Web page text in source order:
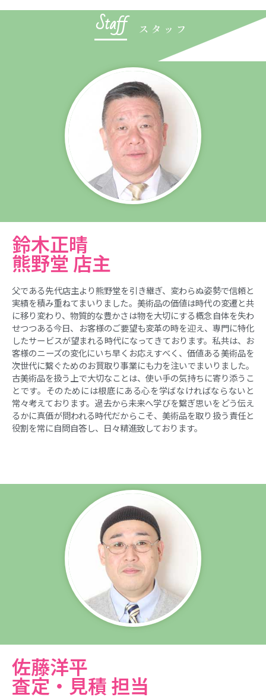
Staff スタッフ
鈴木正晴
熊野堂 店主
父である先代店主より熊野堂を引き継ぎ、変わらぬ姿勢で信頼と
実績を積み重ねてまいりました。美術品の価値は時代の変遷と共
に移り変わり、物質的な豊かさは物を大切にする概念自体を失わ
せつつある今日、お客様のご要望も変革の時を迎え、専門に特化
したサービスが望まれる時代になってきております。私共は、お
客様のニーズの変化にいち早くお応えすべく、価値ある美術品を
次世代に繋ぐためのお買取り事業にも力を注いでまいりました。
古美術品を扱う上で大切なことは、使い手の気持ちに寄り添うこ
とです。そのためには根底にある心を学ばなければならないと
常々考えております。過去から未来へ学びを繋ぎ思いをどう伝え
るかに真価が問われる時代だからこそ、美術品を取り扱う責任と
役割を常に自問自答し、日々精進致しております。
佐藤洋平
査定・見積 担当